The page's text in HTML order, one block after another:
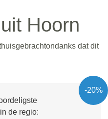
Hoorn
dat dit
-20%
de regio: